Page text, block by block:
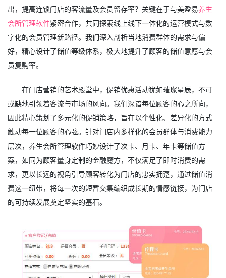
出，提高连锁门店的客流量及会员留存率？关键在于与美盈易养生
会所管理软件紧密合作，共同探索线上线下一体化的运营模式与数
字化的会员管理新路径。我们深入剖析当地消费群体的需求与偏
好，精心设计了储值等级体系，极大地提升了顾客的储值意愿与会
员复购率。
在门店营销的艺术殿堂中，促销优惠活动犹如璀璨星辰，不可
或缺地引领着客流与市场的风向。我们深谙每位顾客的心之所向，
因此精心策划了多元化的促销策略，旨在以个性化、差异化的方式
触动每一位顾客的心弦。针对门店内多样化的会员群体与消费能力
层次，养生会所管理软件巧妙设计了次卡、月卡、年卡等储值方
案，如同为顾客量身定制的金融魔方，不仅满足了即时消费的需
求，更以长远的视角引导顾客转化为门店的忠实拥趸，通过储值消
费这一纽带，将每一次的短暂交集编织成长期的情感链接，为门店
的可持续发展奠定坚实的基石。